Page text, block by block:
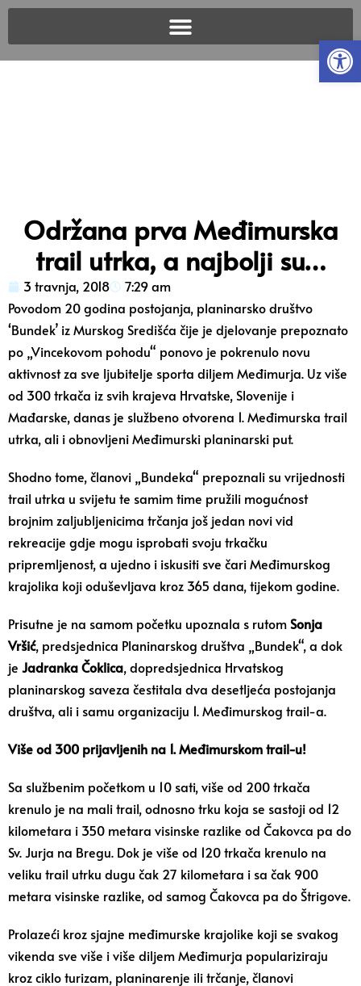
Održana prva Međimurska
trail utrka, a najbolji su…
3 travnja, 2018
7:29 am
Povodom 20 godina postojanja, planinarsko društvo
‘Bundek’ iz Murskog Središća čije je djelovanje prepoznato
po „Vincekovom pohodu“ ponovo je pokrenulo novu
aktivnost za sve ljubitelje sporta diljem Međimurja. Uz više
od 300 trkača iz svih krajeva Hrvatske, Slovenije i
Mađarske, danas je službeno otvorena 1. Međimurska trail
utrka, ali i obnovljeni Međimurski planinarski put.
Shodno tome, članovi „Bundeka“ prepoznali su vrijednosti
trail utrka u svijetu te samim time pružili mogućnost
brojnim zaljubljenicima trčanja još jedan novi vid
rekreacije gdje mogu isprobati svoju trkačku
pripremljenost, a ujedno i iskusiti sve čari Međimurskog
krajolika koji oduševljava kroz 365 dana, tijekom godine.
Prisutne je na samom početku upoznala s rutomSonja
Vršić, predsjednica Planinarskog društva „Bundek“, a dok
je Jadranka Čoklica, dopredsjednica Hrvatskog
planinarskog saveza čestitala dva desetljeća postojanja
društva, ali i samu organizaciju 1. Međimurskog trail-a.
Više od 300 prijavljenih na 1. Međimurskom trail-u!
Sa službenim početkom u 10 sati, više od 200 trkača
krenulo je na mali trail, odnosno trku koja se sastoji od 12
kilometara i 350 metara visinske razlike od Čakovca pa do
Sv. Jurja na Bregu. Dok je više od 120 trkača krenulo na
veliku trail utrku dugu čak 27 kilometara i sa čak 900
metara visinske razlike, od samog Čakovca pa do Štrigove.
Prolazeći kroz sjajne međimurske krajolike koji se svakog
vikenda sve više i više diljem Međimurja populariziraju
kroz ciklo turizam, planinarenje ili trčanje, članovi